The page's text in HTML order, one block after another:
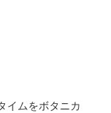
イムをボタニカ